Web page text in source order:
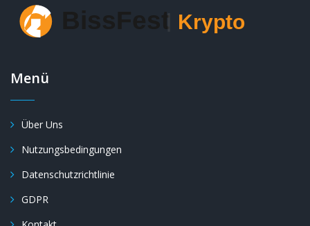
Menü
Über Uns
Nutzungsbedingungen
Datenschutzrichtlinie
GDPR